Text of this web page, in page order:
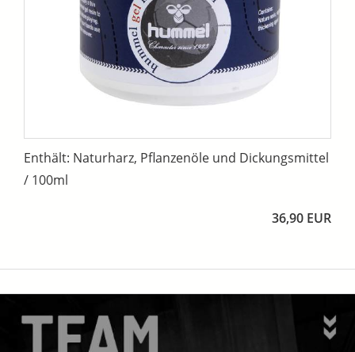
Enthält: Naturharz, Pflanzenöle und Dickungsmittel
/ 100ml
36,90 EUR